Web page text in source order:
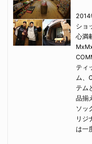
2014
ショ
心満
ティ
ム、
テム
品揃
ソッ
リジ
は一